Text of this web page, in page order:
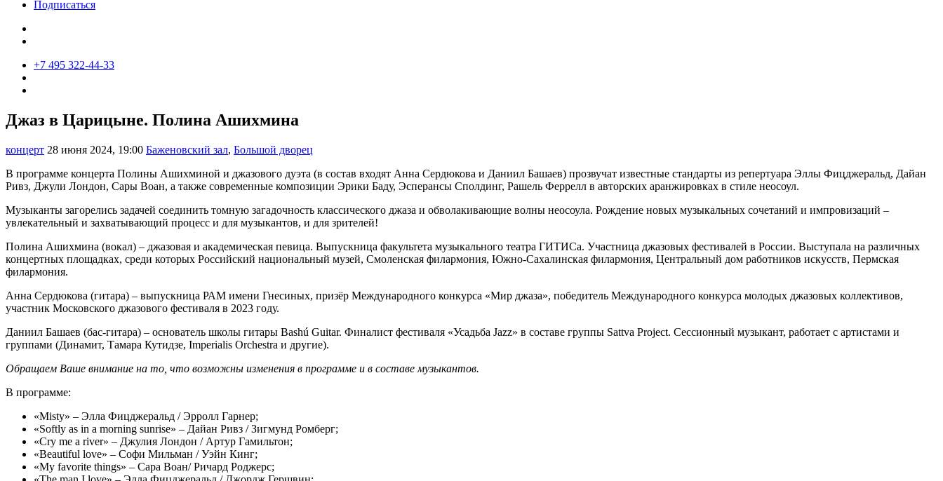
Подписаться
+7 495 322-44-33
Джаз в Царицыне. Полина Ашихмина
концерт 28 июня 2024, 19:00 Баженовский зал, Большой дворец
В программе концерта Полины Ашихминой и джазового дуэта (в состав входят Анна Сердюкова и Даниил Башаев) прозвучат известные стандарты из репертуара Эллы Фицджеральд, Дайан
Ривз, Джули Лондон, Сары Воан, а также современные композиции Эрики Баду, Эсперансы Сполдинг, Рашель Феррелл в авторских аранжировках в стиле неосоул.
Музыканты загорелись задачей соединить томную загадочность классического джаза и обволакивающие волны неосоула. Рождение новых музыкальных сочетаний и импровизаций –
увлекательный и захватывающий процесс и для музыкантов, и для зрителей!
Полина Ашихмина (вокал) – джазовая и академическая певица. Выпускница факультета музыкального театра ГИТИСа. Участница джазовых фестивалей в России. Выступала на различных
концертных площадках, среди которых Российский национальный музей, Смоленская филармония, Южно-Сахалинская филармония, Центральный дом работников искусств, Пермская
филармония.
Анна Сердюкова (гитара) – выпускница РАМ имени Гнесиных, призёр Международного конкурса «Мир джаза», победитель Международного конкурса молодых джазовых коллективов,
участник Московского джазового фестиваля в 2023 году.
Даниил Башаев (бас-гитара) – основатель школы гитары Bashú Guitar. Финалист фестиваля «Усадьба Jazz» в составе группы Sattva Project. Сессионный музыкант, работает с артистами и
группами (Динамит, Тамара Кутидзе, Imperialis Orchestra и другие).
Обращаем Ваше внимание на то, что возможны изменения в программе и в составе музыкантов.
В программе:
«Misty» – Элла Фицджеральд / Эрролл Гарнер;
«Softly as in a morning sunrise» – Дайан Ривз / Зигмунд Ромберг;
«Cry me a river» – Джулия Лондон / Артур Гамильтон;
«Beautiful love» – Софи Мильман / Уэйн Кинг;
«My favorite things» – Сара Воан/ Ричард Роджерс;